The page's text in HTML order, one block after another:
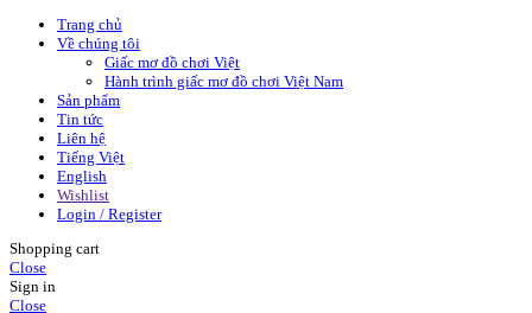
Trang chủ
Về chúng tôi
Giấc mơ đồ chơi Việt
Hành trình giấc mơ đồ chơi Việt Nam
Sản phẩm
Tin tức
Liên hệ
Tiếng Việt
English
Wishlist
Login / Register
Shopping cart
Close
Sign in
Close